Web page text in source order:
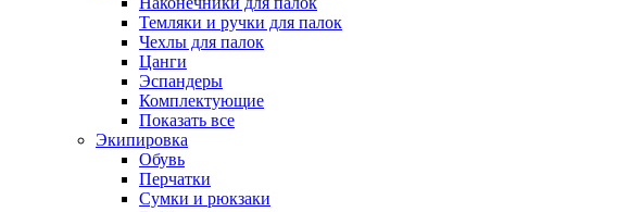
Темляки и ручки для палок
Чехлы для палок
Цанги
Эспандеры
Комплектующие
Показать все
Экипировка
Обувь
Перчатки
Сумки и рюкзаки